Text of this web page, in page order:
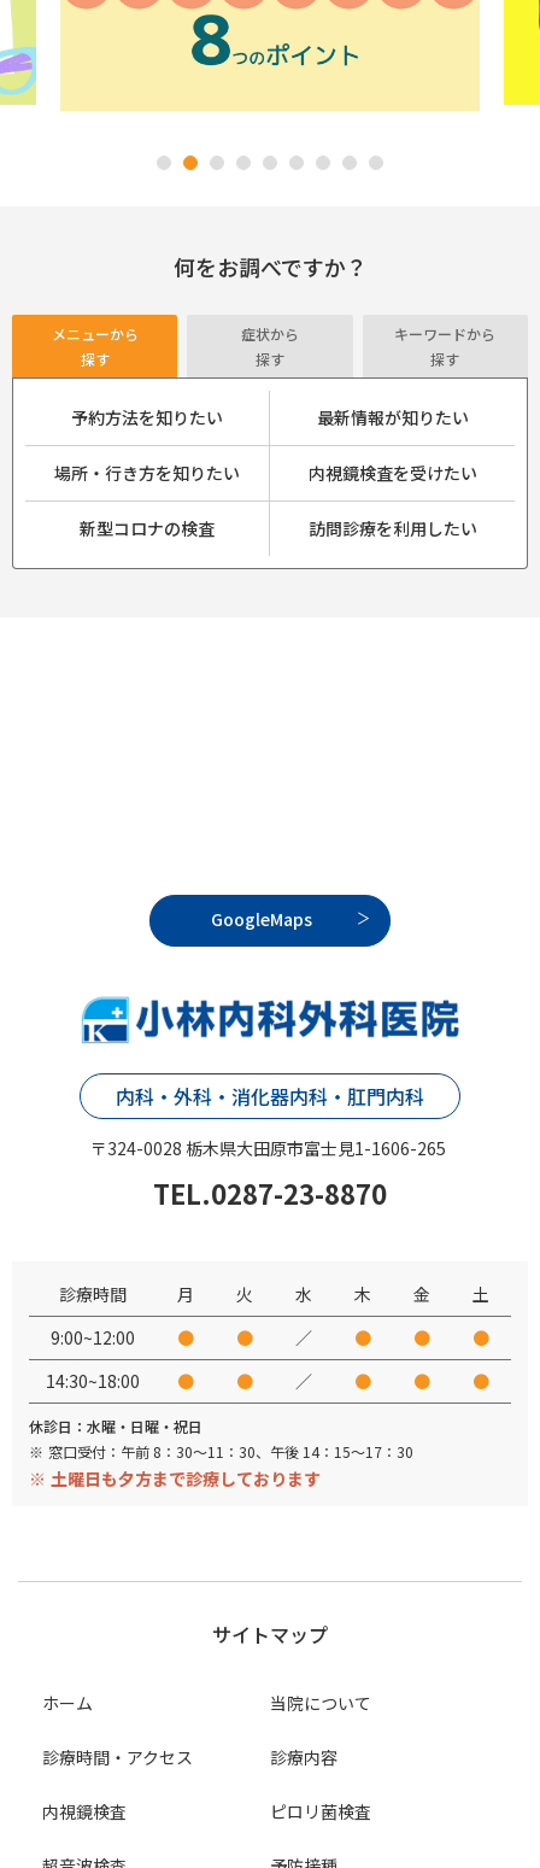
1 2 3 4 5 6 7 8 9
何をお調べですか？
メニューから
探す
予約方法を知りたい 最新情報が知りたい
場所・行き方を知りたい 内視鏡検査を受けたい
新型コロナの検査 訪問診療を利用したい
症状から
探す
キーワードから
探す
GoogleMaps
内科・外科・消化器内科・肛門内科
〒324-0028 栃木県大田原市富士見1-1606-265
TEL.0287-23-8870
診療時間 月 火 水 木 金
土
9:00~12:00
● ● ／ ● ●
●
14:30~18:00
● ● ／ ● ● ●
休診日：水曜・日曜・祝日
窓口受付：午前 8：30～11：30、午後 14：15～17：30
土曜日も夕方まで診療しております
サイトマップ
ホーム 当院について
診療時間・アクセス 診療内容
内視鏡検査 ピロリ菌検査